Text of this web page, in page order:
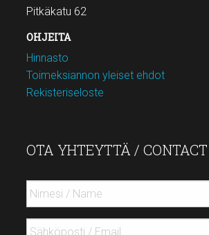
Pitkäkatu 62
OHJEITA
Hinnasto
Toimeksiannon yleiset ehdot
Rekisteriseloste
OTA YHTEYTTÄ /